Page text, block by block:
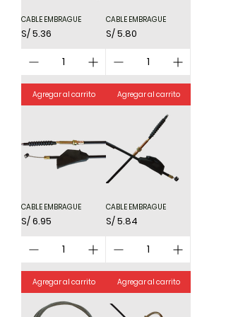
CABLE EMBRAGUE
Precio
S/ 5.36
Agregar al carrito
CABLE EMBRAGUE
Precio
S/ 5.80
Agregar al carrito
CABLE EMBRAGUE
Precio
S/ 6.95
Agregar al carrito
CABLE EMBRAGUE
Precio
S/ 5.84
Agregar al carrito